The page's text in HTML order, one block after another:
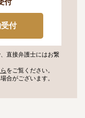
付
付
直接弁護士にはお繋
をご覧ください。
合がございます。